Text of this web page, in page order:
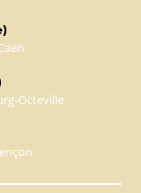
Octeville